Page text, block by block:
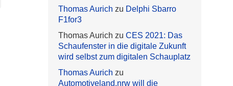
Thomas Aurich zu Delphi Sbarro
F1for3
Thomas Aurich zu CES 2021: Das
Schaufenster in die digitale Zukunft
wird selbst zum digitalen Schauplatz
Thomas Aurich zu
Automotiveland.nrw will die